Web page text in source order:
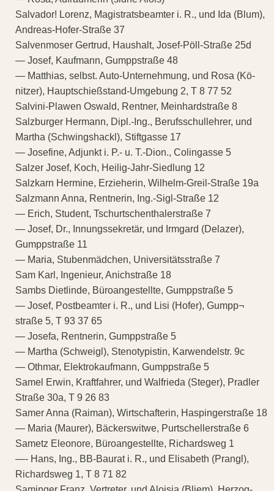
Salvador! Lorenz, Magistratsbeamter i. R., und Ida (Blum),
Andreas-Hofer-Straße 37
Salvenmoser Gertrud, Haushalt, Josef-Pöll-Straße 25d
— Josef, Kaufmann, Gumppstraße 48
— Matthias, selbst. Auto-Unternehmung, und Rosa (Kö-
nitzer), Hauptschießstand-Umgebung 2, T 8 77 52
Salvini-Plawen Oswald, Rentner, Meinhardstraße 8
Salzburger Hermann, Dipl.-Ing., Berufsschullehrer, und
Martha (Schwingshackl), Stiftgasse 17
— Josefine, Adjunkt i. P.- u. T.-Dion., Colingasse 5
Salzer Josef, Koch, Heilig-Jahr-Siedlung 12
Salzkarn Hermine, Erzieherin, Wilhelm-Greil-Straße 19a
Salzmann Anna, Rentnerin, Ing.-Sigl-Straße 12
— Erich, Student, Tschurtschenthalerstraße 7
— Josef, Dr., Innungssekretär, und Irmgard (Delazer),
Gumppstraße 11
— Maria, Stubenmädchen, Universitätsstraße 7
Sam Karl, Ingenieur, Anichstraße 18
Sambs Dietlinde, Büroangestellte, Gumppstraße 5
— Josef, Postbeamter i. R., und Lisi (Hofer), Gumpp¬
straße 5, T 93 37 65
— Josefa, Rentnerin, Gumppstraße 5
— Martha (Schweigl), Stenotypistin, Karwendelstr. 9c
— Othmar, Elektrokaufmann, Gumppstraße 5
Samel Erwin, Kraftfahrer, und Walfrieda (Steger), Pradler
Straße 30a, T 9 26 83
Samer Anna (Raiman), Wirtschafterin, Haspingerstraße 18
— Maria (Maurer), Bäckerswitwe, Purtschellerstraße 6
Sametz Eleonore, Büroangestellte, Richardsweg 1
—- Hans, Ing., BB-Baurat i. R., und Elisabeth (Prangl),
Richardsweg 1, T 8 71 82